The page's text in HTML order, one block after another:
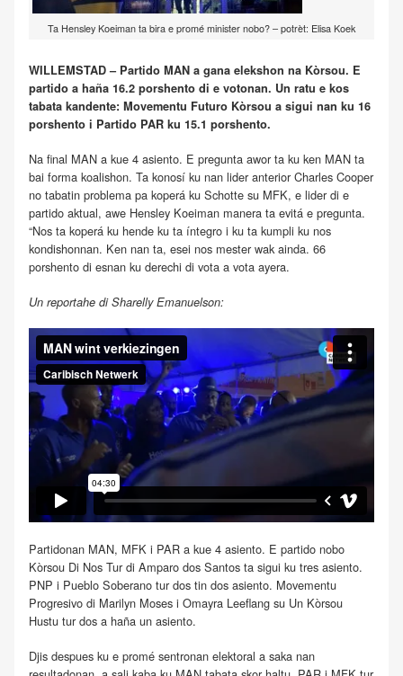
Ta Hensley Koeiman ta bira e promé minister nobo? – potrèt: Elisa Koek
WILLEMSTAD – Partido MAN a gana elekshon na Kòrsou. E
partido a haña 16.2 porshento di e votonan. Un ratu e kos
tabata kandente: Movementu Futuro Kòrsou a sigui nan ku 16
porshento i Partido PAR ku 15.1 porshento.
Na final MAN a kue 4 asiento. E pregunta awor ta ku ken MAN ta
bai forma koalishon. Ta konosí ku nan lider anterior Charles Cooper
no tabatin problema pa koperá ku Schotte su MFK, e lider di e
partido aktual, awe Hensley Koeiman manera ta evitá e pregunta.
“Nos ta koperá ku hende ku ta íntegro i ku ta kumpli ku nos
kondishonnan. Ken nan ta, esei nos mester wak ainda. 66
porshento di esnan ku derechi di vota a vota ayera.
Un reportahe di Sharelly Emanuelson:
Partidonan MAN, MFK i PAR a kue 4 asiento. E partido nobo
Kòrsou Di Nos Tur di Amparo dos Santos ta sigui ku tres asiento.
PNP i Pueblo Soberano tur dos tin dos asiento. Movementu
Progresivo di Marilyn Moses i Omayra Leeflang su Un Kòrsou
Hustu tur dos a haña un asiento.
Djis despues ku e promé sentronan elektoral a saka nan